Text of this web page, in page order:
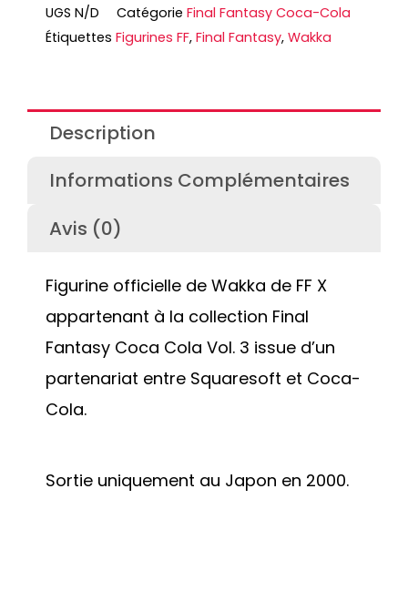
UGS N/D Catégorie Final Fantasy Coca-Cola
Étiquettes Figurines FF, Final Fantasy, Wakka
Description
Informations Complémentaires
Avis (0)
Figurine officielle de Wakka de FF X
appartenant à la collection Final
Fantasy Coca Cola Vol. 3 issue d’un
partenariat entre Squaresoft et Coca-
Cola.
Sortie uniquement au Japon en 2000.